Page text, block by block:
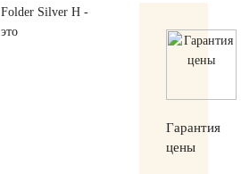
Гарантия
цены
Folder Silver H -
это